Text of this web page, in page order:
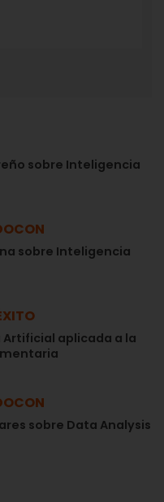
sobre Inteligencia
sobre Inteligencia
aplicada a la
sobre Data Analysis